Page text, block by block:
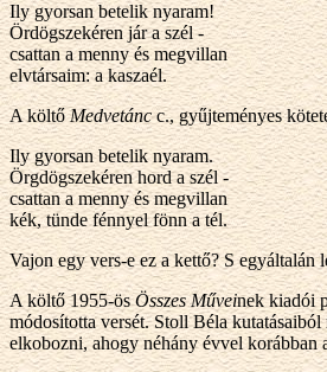
Ily gyorsan betelik nyaram!
Ördögszekéren jár a szél -
csattan a menny és megvillan
elvtársaim: a kaszaél.
A költőMedvetáncc., gyűjteményes
Ily gyorsan betelik nyaram.
Örgdögszekéren hord a szél -
csattan a menny és megvillan
kék, tünde fénnyel fönn a tél.
Vajon egy vers-e ez a kettő? S
A költő 1955-ösÖsszes Műveinek kiadói
módosította versét. Stoll Béla
elkobozni, ahogy néhány évvel korábban